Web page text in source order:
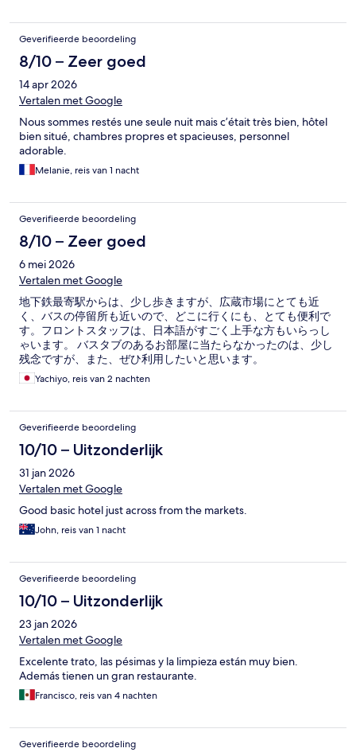
Geverifieerde beoordeling
8/10 – Zeer goed
14 apr 2026
Vertalen met Google
Nous sommes restés une seule nuit mais c’était très bien, hôtel
bien situé, chambres propres et spacieuses, personnel
adorable.
Melanie, reis van 1 nacht
Geverifieerde beoordeling
8/10 – Zeer goed
6 mei 2026
Vertalen met Google
地下鉄最寄駅からは、少し歩きますが、広蔵市場にとても近
く、バスの停留所も近いので、どこに行くにも、とても便利で
す。フロントスタッフは、日本語がすごく上手な方もいらっし
ゃいます。 バスタブのあるお部屋に当たらなかったのは、少し
残念ですが、また、ぜひ利用したいと思います。
Yachiyo, reis van 2 nachten
Geverifieerde beoordeling
10/10 – Uitzonderlijk
31 jan 2026
Vertalen met Google
Good basic hotel just across from the markets.
John, reis van 1 nacht
Geverifieerde beoordeling
10/10 – Uitzonderlijk
23 jan 2026
Vertalen met Google
Excelente trato, las pésimas y la limpieza están muy bien.
Además tienen un gran restaurante.
Francisco, reis van 4 nachten
Geverifieerde beoordeling